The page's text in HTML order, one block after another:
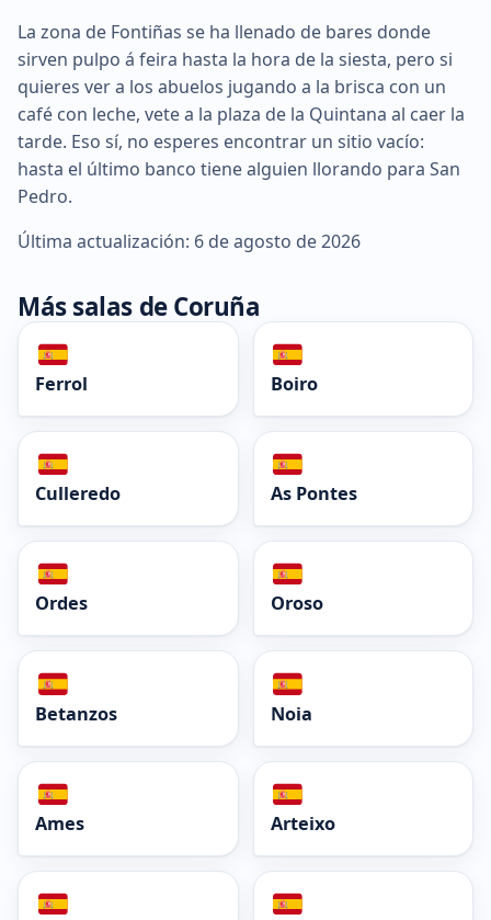
La zona de Fontiñas se ha llenado de bares donde
sirven pulpo á feira hasta la hora de la siesta, pero si
quieres ver a los abuelos jugando a la brisca con un
café con leche, vete a la plaza de la Quintana al caer la
tarde. Eso sí, no esperes encontrar un sitio vacío:
hasta el último banco tiene alguien llorando para San
Pedro.
Última actualización: 6 de agosto de 2026
Más salas de Coruña
Ferrol Boiro
Culleredo As Pontes
Ordes Oroso
Betanzos Noia
Ames Arteixo